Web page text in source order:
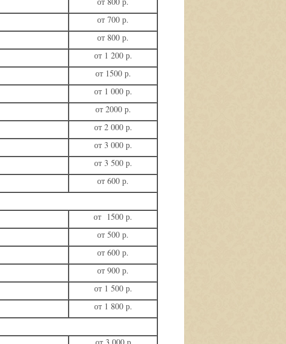
от 700 р.
от 800 р.
от 1 200 р.
от 1500 р.
от 1 000 р.
от 2000 р.
от 2 000 р.
от 3 000 р.
от 3 500 р.
от 600 р.
от 1500 р.
от 500 р.
от 600 р.
от 900 р.
от 1 500 р.
от 1 800 р.